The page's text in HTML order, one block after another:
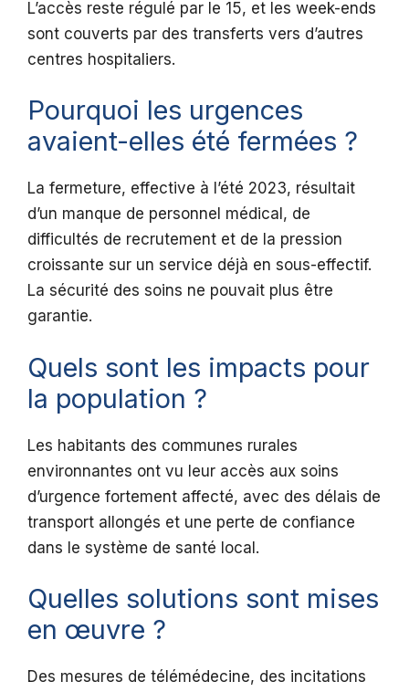
L’accès reste régulé par le 15, et les week-ends
sont couverts par des transferts vers d’autres
centres hospitaliers.
Pourquoi les urgences
avaient-elles été fermées ?
La fermeture, effective à l’été 2023, résultait
d’un manque de personnel médical, de
difficultés de recrutement et de la pression
croissante sur un service déjà en sous-effectif.
La sécurité des soins ne pouvait plus être
garantie.
Quels sont les impacts pour
la population ?
Les habitants des communes rurales
environnantes ont vu leur accès aux soins
d’urgence fortement affecté, avec des délais de
transport allongés et une perte de confiance
dans le système de santé local.
Quelles solutions sont mises
en œuvre ?
Des mesures de télémédecine, des incitations